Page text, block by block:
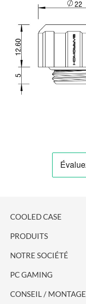
COOLED CASE
PRODUITS
NOTRE SOCIÉTÉ
PC GAMING
CONSEIL / MONTAGE